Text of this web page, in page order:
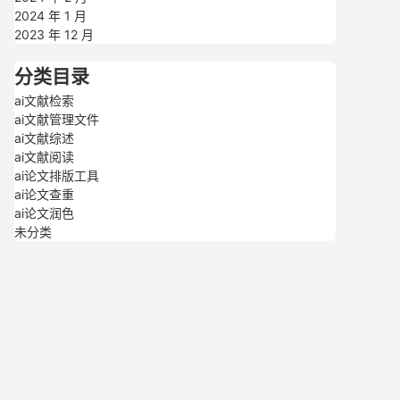
2024 年 1 月
2023 年 12 月
分类目录
ai文献检索
ai文献管理文件
ai文献综述
ai文献阅读
ai论文排版工具
ai论文查重
ai论文润色
未分类